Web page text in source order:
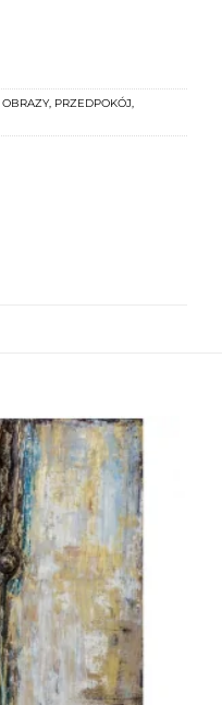
OBRAZY, PRZEDPOKÓJ,